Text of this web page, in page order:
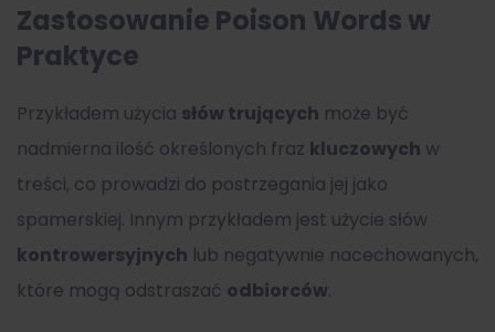
Zastosowanie Poison Words w
Praktyce
Przykładem użycia słów trujących może być
nadmierna ilość określonych fraz kluczowych w
treści, co prowadzi do postrzegania jej jako
spamerskiej. Innym przykładem jest użycie słów
kontrowersyjnych lub negatywnie nacechowanych,
które mogą odstraszać odbiorców.